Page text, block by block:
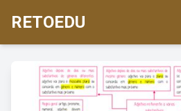
RETOEDU